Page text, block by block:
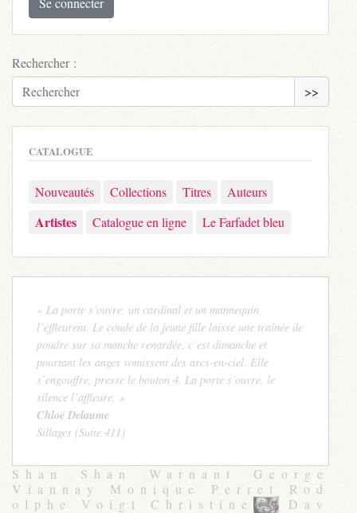
Rechercher :
>>
CATALOGUE
Nouveautés Collections Titres Auteurs
Artistes Catalogue en ligne Le Farfadet bleu
« La porte s’ouvre, un cardinal et un mannequin
l’effleurent. Le coude de la jeune fille laisse une traînée de
poudre sur sa manche renardée, c’est dimanche et
pourtant les anges vomissent des arcs-en-ciel. Elle
s’engouffre, presse le bouton 4. La porte s’ouvre, le
silence l’affleure. »
Chloé Delaume
Sillages (Suite 411)
Shan Shan Warnant George
Viannay Monique Perret Rod
olphe Voigt Christine
Dav